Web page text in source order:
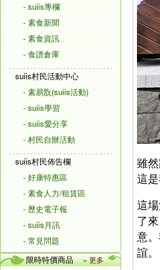
- suiis專欄
- 素食新聞
- 素食資訊
- 食譜倉庫
suiis村民活動中心
- 素易翫(suiis活動)
- suiis學習
- suiis愛分享
- 村民自辦活動
suiis村民佈告欄
- 好康特惠區
- 素食人力/租賃區
- 歷史電子報
- suiis月訊
- 常見問題
限時特價商品
» 更多
雖
這
這
了
意
誼。